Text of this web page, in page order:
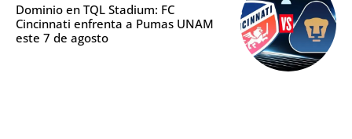
Dominio en TQL Stadium: FC
Cincinnati enfrenta a Pumas UNAM
este 7 de agosto